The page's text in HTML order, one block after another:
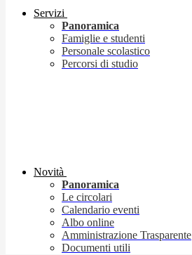
Servizi
Panoramica
Famiglie e studenti
Personale scolastico
Percorsi di studio
Novità
Panoramica
Le circolari
Calendario eventi
Albo online
Amministrazione Trasparente
Documenti utili